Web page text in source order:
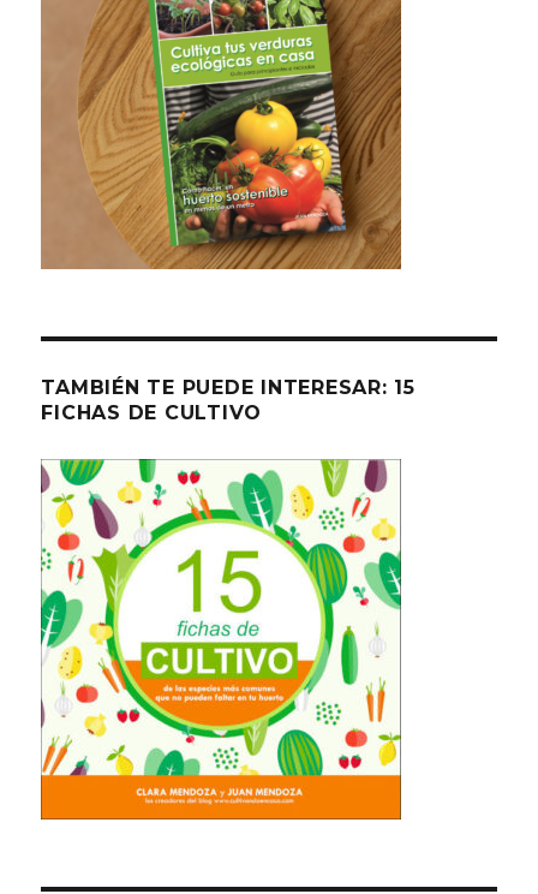
TAMBIÉN TE PUEDE INTERESAR: 15
FICHAS DE CULTIVO